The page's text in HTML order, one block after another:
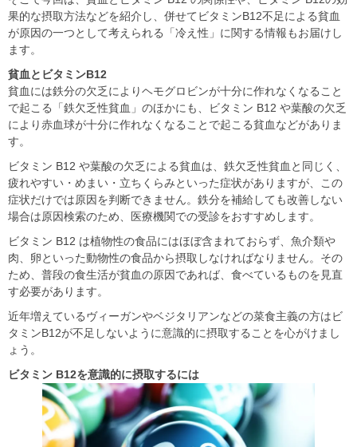
果的な摂取方法などを紹介し、併せてビタミンB12不足による貧血
が原因の一つとして考えられる「冷え性」に関する情報もお届けし
ます。
貧血 と ビタミンB12
貧血には鉄分の欠乏によりヘモグロビンが十分に作れなくなること
で起こる「鉄欠乏性貧血」のほかにも、ビタミン B12 や葉酸の欠乏
により赤血球が十分に作れなくなることで起こる貧血などがありま
す。
ビタミン B12 や葉酸の欠乏による貧血は、鉄欠乏性貧血と同じく、
疲れやすい・めまい・立ちくらみといった症状がありますが、この
症状だけでは原因を判断できません。鉄分を補給しても改善しない
場合は原因検索のため、医療機関での受診をおすすめします。
ビタミン B12 は植物性の食品にはほぼ含まれておらず、魚介類や
肉、卵といった動物性の食品から摂取しなければなりません。その
ため、普段の食生活が貧血の原因であれば、食べているものを見直
す必要があります。
近年増えているヴィーガンやベジタリアンなどの菜食主義の方はビ
タミンB12が不足しないように意識的に摂取することを心がけまし
ょう。
ビタミン B12を意識的に摂取するには